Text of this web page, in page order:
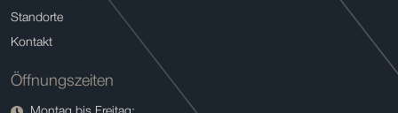
Standorte
Kontakt
Öffnungszeiten